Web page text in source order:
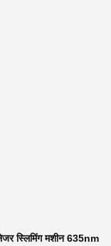
स्लिमिंग मशीन 635nm